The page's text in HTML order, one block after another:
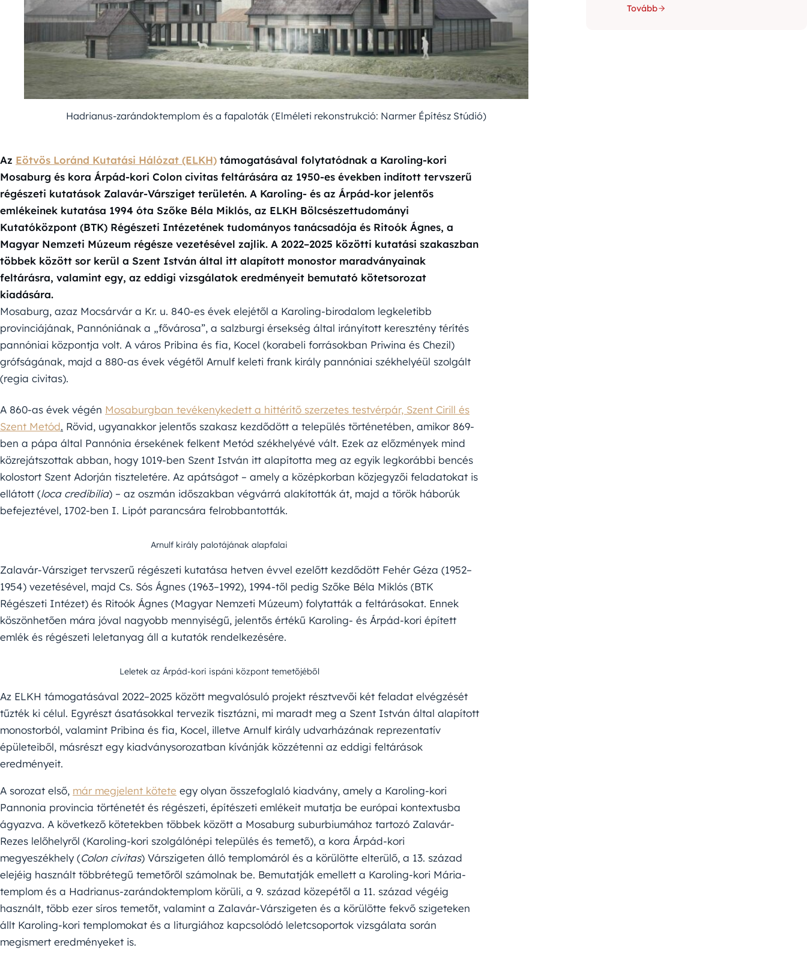
Hadrianus-zarándoktemplom és a fapaloták (Elméleti rekonstrukció: Narmer Építész Stúdió)
Az Eötvös Loránd Kutatási Hálózat (ELKH) támogatásával folytatódnak a Karoling-kori
Mosaburg és kora Árpád-kori Colon civitas feltárására az 1950-es években indított tervszerű
régészeti kutatások Zalavár-Vársziget területén. A Karoling- és az Árpád-kor jelentős
emlékeinek kutatása 1994 óta Szőke Béla Miklós, az ELKH Bölcsészettudományi
Kutatóközpont (BTK) Régészeti Intézetének tudományos tanácsadója és Ritoók Ágnes, a
Magyar Nemzeti Múzeum régésze vezetésével zajlik. A 2022–2025 közötti kutatási szakaszban
többek között sor kerül a Szent István által itt alapított monostor maradványainak
feltárásra, valamint egy, az eddigi vizsgálatok eredményeit bemutató kötetsorozat
kiadására.
Mosaburg, azaz Mocsárvár a Kr. u. 840-es évek elejétől a Karoling-birodalom legkeletibb
provinciájának, Pannóniának a „fővárosa”, a salzburgi érsekség által irányított keresztény térítés
pannóniai központja volt. A város Pribina és fia, Kocel (korabeli forrásokban Priwina és Chezil)
grófságának, majd a 880-as évek végétől Arnulf keleti frank király pannóniai székhelyéül szolgált
(regia civitas).
A 860-as évek végén Mosaburgban tevékenykedett a hittérítő szerzetes testvérpár, Szent Cirill és
Szent Metód. Rövid, ugyanakkor jelentős szakasz kezdődött a település történetében, amikor 869-
ben a pápa által Pannónia érsekének felkent Metód székhelyévé vált. Ezek az előzmények mind
közrejátszottak abban, hogy 1019-ben Szent István itt alapította meg az egyik legkorábbi bencés
kolostort Szent Adorján tiszteletére. Az apátságot – amely a középkorban közjegyzői feladatokat is
ellátott (loca credibilia) – az oszmán időszakban végvárrá alakították át, majd a török háborúk
befejeztével, 1702-ben I. Lipót parancsára felrobbantották.
Arnulf király palotájának alapfalai
Zalavár-Vársziget tervszerű régészeti kutatása hetven évvel ezelőtt kezdődött Fehér Géza (1952–
1954) vezetésével, majd Cs. Sós Ágnes (1963–1992), 1994-től pedig Szőke Béla Miklós (BTK
Régészeti Intézet) és Ritoók Ágnes (Magyar Nemzeti Múzeum) folytatták a feltárásokat. Ennek
köszönhetően mára jóval nagyobb mennyiségű, jelentős értékű Karoling- és Árpád-kori épített
emlék és régészeti leletanyag áll a kutatók rendelkezésére.
Leletek az Árpád-kori ispáni központ temetőjéből
Az ELKH támogatásával 2022–2025 között megvalósuló projekt résztvevői két feladat elvégzését
tűzték ki célul. Egyrészt ásatásokkal tervezik tisztázni, mi maradt meg a Szent István által alapított
monostorból, valamint Pribina és fia, Kocel, illetve Arnulf király udvarházának reprezentatív
épületeiből, másrészt egy kiadványsorozatban kívánják közzétenni az eddigi feltárások
eredményeit.
A sorozat első, már megjelent kötete egy olyan összefoglaló kiadvány, amely a Karoling-kori
Pannonia provincia történetét és régészeti, építészeti emlékeit mutatja be európai kontextusba
ágyazva. A következő kötetekben többek között a Mosaburg suburbiumához tartozó Zalavár-
Rezes lelőhelyről (Karoling-kori szolgálónépi település és temető), a kora Árpád-kori
megyeszékhely (Colon civitas) Várszigeten álló templomáról és a körülötte elterülő, a 13. század
elejéig használt többrétegű temetőről számolnak be. Bemutatják emellett a Karoling-kori Mária-
templom és a Hadrianus-zarándoktemplom körüli, a 9. század közepétől a 11. század végéig
használt, több ezer síros temetőt, valamint a Zalavár-Várszigeten és a körülötte fekvő szigeteken
állt Karoling-kori templomokat és a liturgiához kapcsolódó leletcsoportok vizsgálata során
megismert eredményeket is.
Tovább